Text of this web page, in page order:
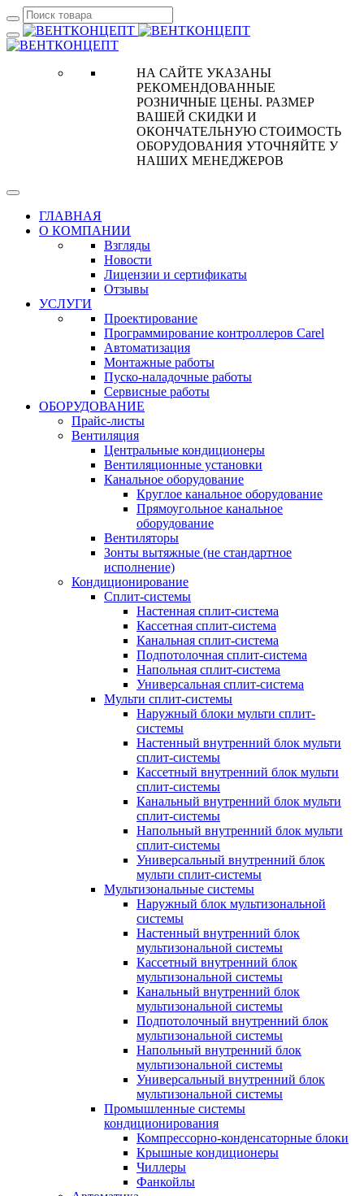
НА САЙТЕ УКАЗАНЫ
РЕКОМЕНДОВАННЫЕ
РОЗНИЧНЫЕ ЦЕНЫ. РАЗМЕР
ВАШЕЙ СКИДКИ И
ОКОНЧАТЕЛЬНУЮ СТОИМОСТЬ
ОБОРУДОВАНИЯ УТОЧНЯЙТЕ У
НАШИХ МЕНЕДЖЕРОВ
ГЛАВНАЯ
О КОМПАНИИ
Взгляды
Новости
Лицензии и сертификаты
Отзывы
УСЛУГИ
Проектирование
Программирование контроллеров Carel
Автоматизация
Монтажные работы
Пуско-наладочные работы
Сервисные работы
ОБОРУДОВАНИЕ
Прайс-листы
Вентиляция
Центральные кондиционеры
Вентиляционные установки
Канальное оборудование
Круглое канальное оборудование
Прямоугольное канальное
оборудование
Вентиляторы
Зонты вытяжные (не стандартное
исполнение)
Кондиционирование
Сплит-системы
Настенная сплит-система
Кассетная сплит-система
Канальная сплит-система
Подпотолочная сплит-система
Напольная сплит-система
Универсальная сплит-система
Мульти сплит-системы
Наружный блоки мульти сплит-
системы
Настенный внутренний блок мульти
сплит-системы
Кассетный внутренний блок мульти
сплит-системы
Канальный внутренний блок мульти
сплит-системы
Напольный внутренний блок мульти
сплит-системы
Универсальный внутренний блок
мульти сплит-системы
Мультизональные системы
Наружный блок мультизональной
системы
Настенный внутренний блок
мультизональной системы
Кассетный внутренний блок
мультизональной системы
Канальный внутренний блок
мультизональной системы
Подпотолочный внутренний блок
мультизональной системы
Напольный внутренний блок
мультизональной системы
Универсальный внутренний блок
мультизональной системы
Промышленные системы
кондиционирования
Компрессорно-конденсаторные блоки
Крышные кондиционеры
Чиллеры
Фанкойлы